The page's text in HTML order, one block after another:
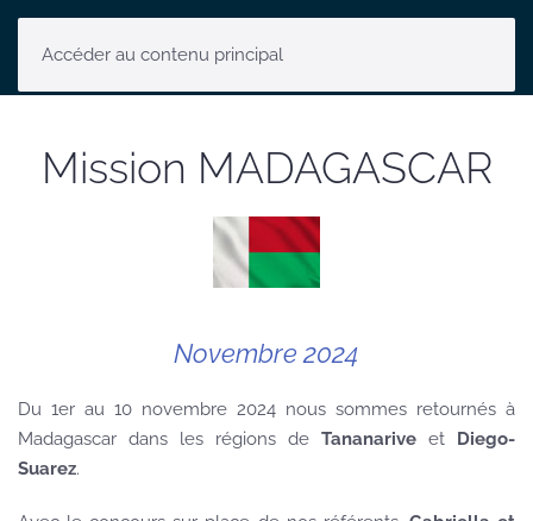
Accéder au contenu principal
Mission MADAGASCAR
Novembre 2024
Du 1er au 10 novembre 2024 nous sommes retournés à
Madagascar dans les régions de Tananarive et Diego-
Suarez.